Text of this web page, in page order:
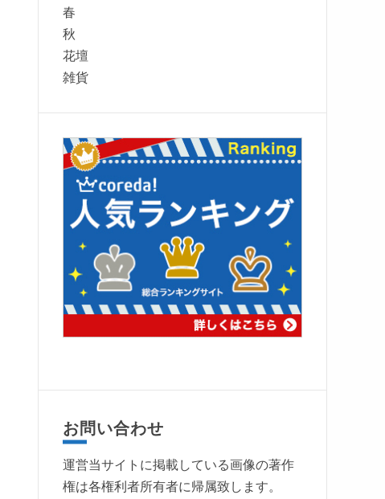
春
秋
花壇
雑貨
お問い合わせ
運営当サイトに掲載している画像の著作
権は各権利者所有者に帰属致します。